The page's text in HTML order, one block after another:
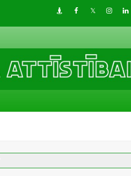
DraugiemFacebook
Twitter